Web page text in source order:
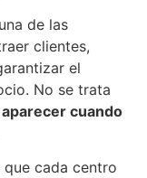
de las
clientes,
el
No se trata
aparecer cuando
que cada centro